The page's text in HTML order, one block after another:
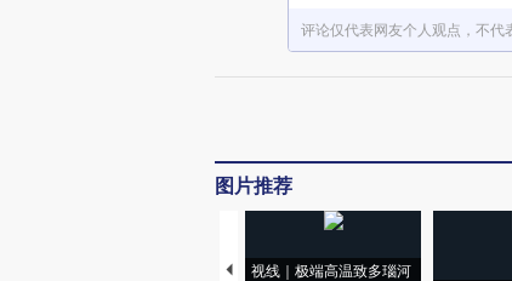
评论仅代表网友个人观点，不代
图片推荐
视线｜极端高温致多瑙河